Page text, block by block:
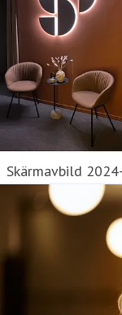
Skärmavbild